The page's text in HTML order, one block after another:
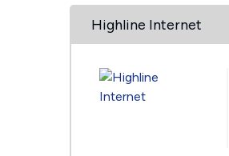
Highline Internet